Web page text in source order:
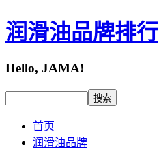
润滑油品牌排行
Hello, JAMA!
首页
润滑油品牌